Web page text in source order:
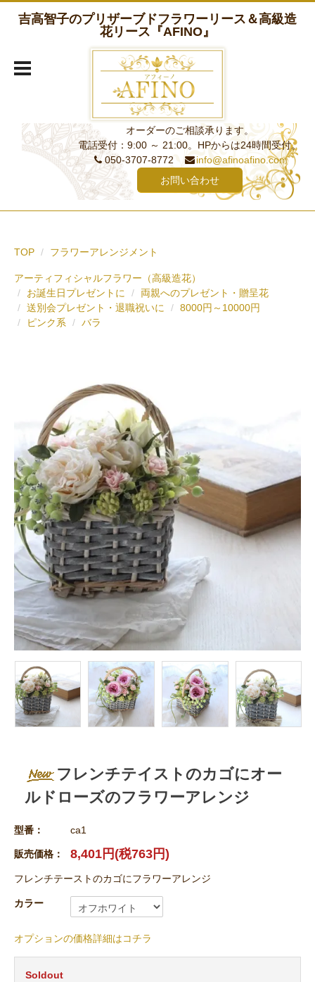
吉高智子のプリザーブドフラワーリース＆高級造
花リース『AFINO』
オーダーのご相談承ります。
電話受付：9:00 ～ 21:00。HPからは24時間受付。
050-3707-8772
info@afinoafino.com
お問い合わせ
TOP フラワーアレンジメント
アーティフィシャルフラワー（高級造花）
お誕生日プレゼントに
両親へのプレゼント・贈呈花
送別会プレゼント・退職祝いに
8000円～10000円
ピンク系
バラ
フレンチテイストのカゴにオー
ルドローズのフラワーアレンジ
型番： ca1
販売価格： 8,401円(税763円)
フレンチテーストのカゴにフラワーアレンジ
カラー
オプションの価格詳細はコチラ
Soldout